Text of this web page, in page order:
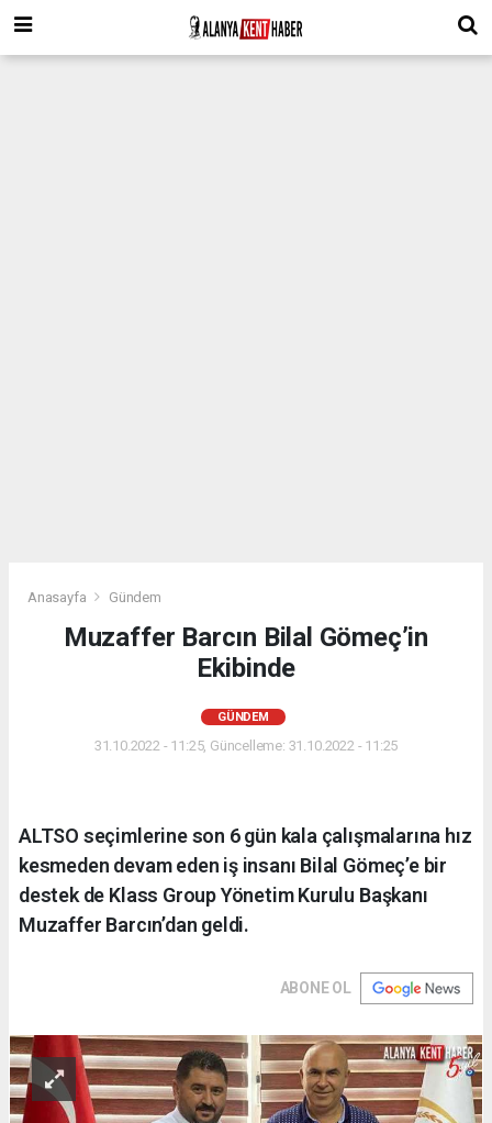
Anasayfa Gündem
Muzaffer Barcın Bilal Gömeç’in
Ekibinde
GÜNDEM
31.10.2022 - 11:25, Güncelleme: 31.10.2022 - 11:25
ALTSO seçimlerine son 6 gün kala çalışmalarına hız
kesmeden devam eden iş insanı Bilal Gömeç’e bir
destek de Klass Group Yönetim Kurulu Başkanı
Muzaffer Barcın’dan geldi.
ABONE OL